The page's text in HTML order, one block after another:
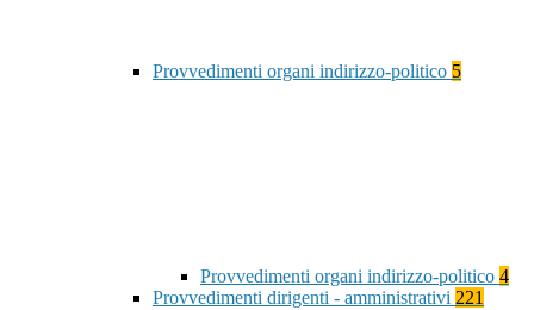
Provvedimenti organi indirizzo-politico 5
Provvedimenti organi indirizzo-politico 4
Provvedimenti dirigenti - amministrativi 221